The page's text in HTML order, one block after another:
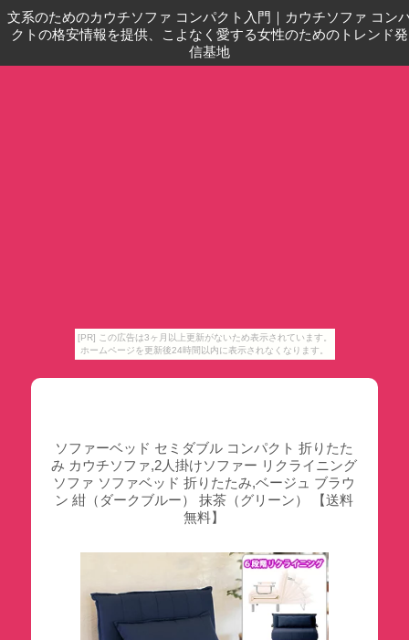
[PR] この広告は3ヶ月以上更新がないため表示されています。
ホームページを更新後24時間以内に表示されなくなります。
文系のためのカウチソファ コンパクト入門 ｜ カウチソファ コン
クトの格安情報を提供、こよなく愛する女性のためのトレンド発
信基地
ソファーベッド セミダブル コンパクト 折りたた
み カウチソファ,2人掛けソファー リクライニング
ソファ ソファベッド 折りたたみ,ベージュ ブラウ
ン 紺（ダークブルー） 抹茶（グリーン） 【送料
無料】